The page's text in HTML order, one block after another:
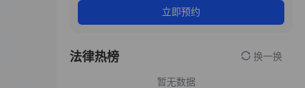
立即预约
法律热榜 换一换
暂无数据